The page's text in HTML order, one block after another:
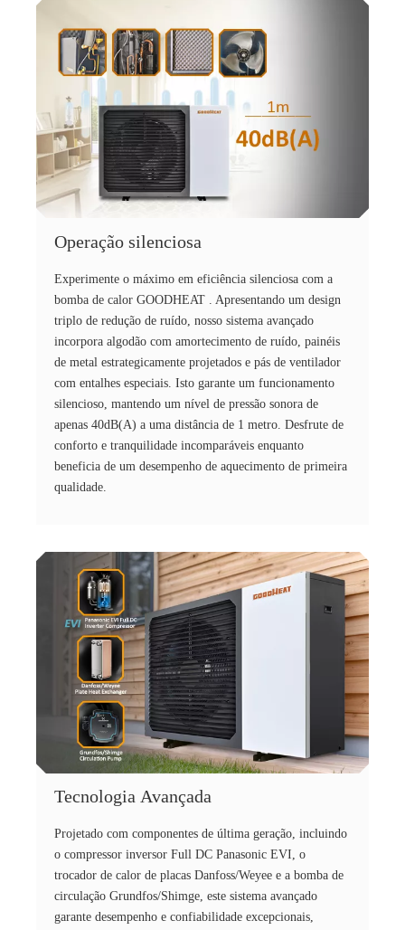
Operação silenciosa
Experimente o máximo em eficiência silenciosa com a
bomba de calor GOODHEAT . Apresentando um design
triplo de redução de ruído, nosso sistema avançado
incorpora algodão com amortecimento de ruído, painéis
de metal estrategicamente projetados e pás de ventilador
com entalhes especiais. Isto garante um funcionamento
silencioso, mantendo um nível de pressão sonora de
apenas 40dB(A) a uma distância de 1 metro. Desfrute de
conforto e tranquilidade incomparáveis ​​enquanto
beneficia de um desempenho de aquecimento de primeira
qualidade.
Tecnologia Avançada
Projetado com componentes de última geração, incluindo
o compressor inversor Full DC Panasonic EVI, o
trocador de calor de placas Danfoss/Weyee e a bomba de
circulação Grundfos/Shimge, este sistema avançado
garante desempenho e confiabilidade excepcionais,